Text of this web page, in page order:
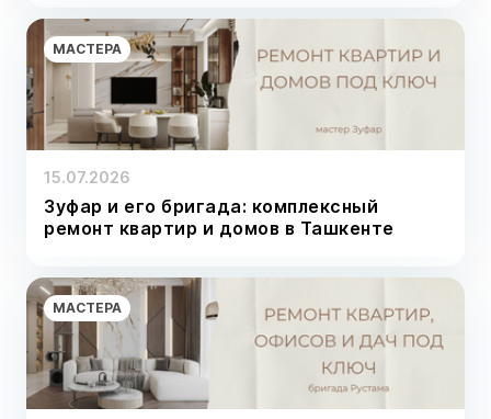
МАСТЕРА
15.07.2026
Зуфар и его бригада: комплексный
ремонт квартир и домов в Ташкенте
МАСТЕРА